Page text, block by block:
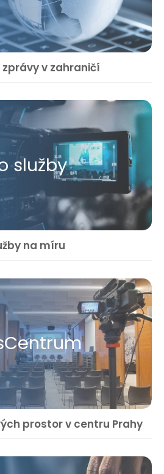
v zahraničí
služby
na míru
prostor v centru Prahy